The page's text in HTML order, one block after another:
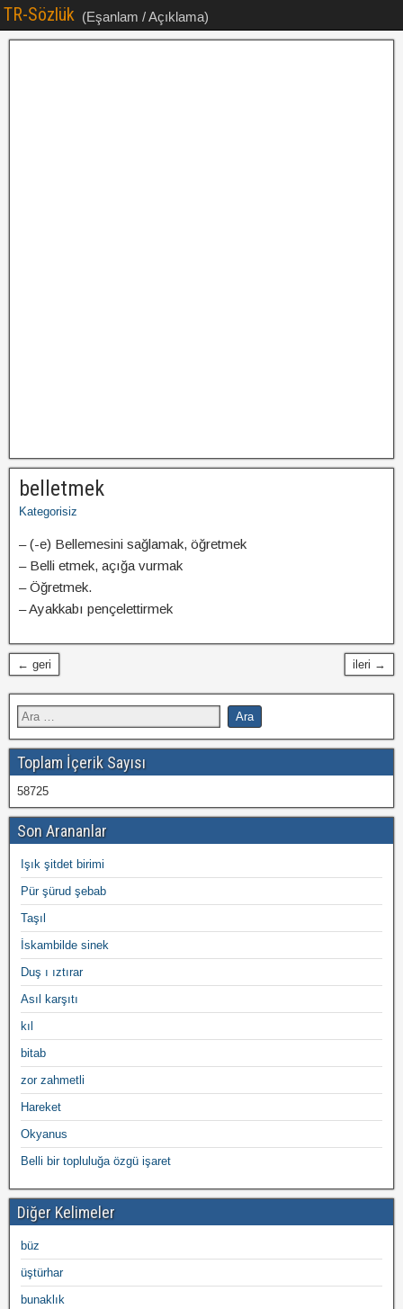
TR-Sözlük (Eşanlam / Açıklama)
belletmek
Kategorisiz
– (-e) Bellemesini sağlamak, öğretmek
– Belli etmek, açığa vurmak
– Öğretmek.
– Ayakkabı pençelettirmek
← geri ileri →
Toplam İçerik Sayısı
58725
Son Arananlar
Işık şitdet birimi
Pür şürud şebab
Taşıl
İskambilde sinek
Duş ı ıztırar
Asıl karşıtı
kıl
bitab
zor zahmetli
Hareket
Okyanus
Belli bir topluluğa özgü işaret
Diğer Kelimeler
büz
üştürhar
bunaklık